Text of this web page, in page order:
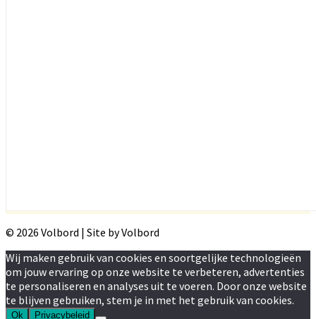
© 2026 Volbord | Site by Volbord
Wij maken gebruik van cookies en soortgelijke technologieën
om jouw ervaring op onze website te verbeteren, advertenties
te personaliseren en analyses uit te voeren. Door onze website
te blijven gebruiken, stem je in met het gebruik van cookies.
Ok Privacybeleid